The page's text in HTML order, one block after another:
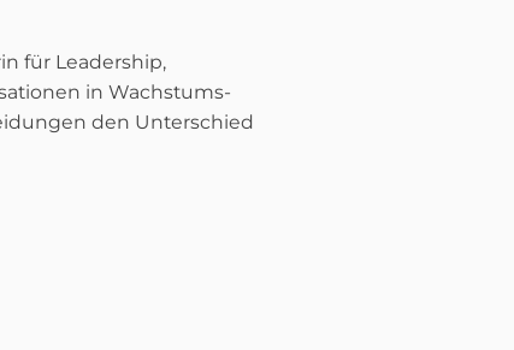
für Leadership,
in Wachstums-
den Unterschied